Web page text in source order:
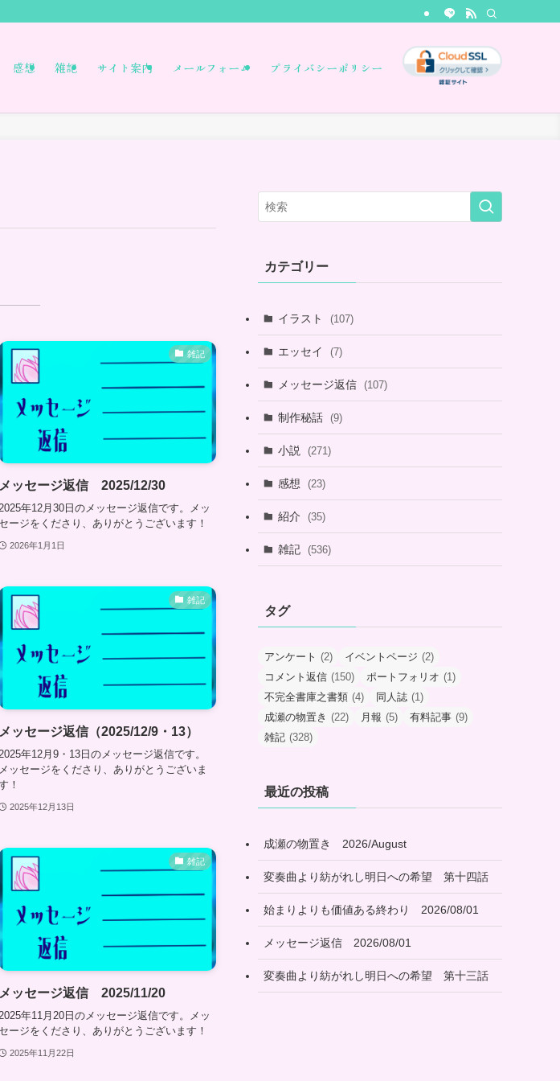
感想 雑記 サイト案内 メールフォーム プライバシーポリシー
雑記
メッセージ返信 2025/12/30
年12月30日のメッセージ返信です。メッ
セージをくださり、ありがとうございます！
2026年1月1日
雑記
メッセージ返信（2025/12/9・13）
年12月9・13日のメッセージ返信です。
メッセージをくださり、ありがとうございま
！
2025年12月13日
雑記
メッセージ返信 2025/11/20
年11月20日のメッセージ返信です。メッ
セージをくださり、ありがとうございます！
2025年11月22日
カテゴリー
イラスト (107)
エッセイ (7)
メッセージ返信 (107)
制作秘話 (9)
小説 (271)
感想 (23)
紹介 (35)
雑記 (536)
タグ
アンケート (2) イベントページ (2)
コメント返信 (150) ポートフォリオ (1)
不完全書庫之書類 (4) 同人誌 (1)
成瀬の物置き (22) 月報 (5) 有料記事 (9)
雑記 (328)
最近の投稿
成瀬の物置き 2026/August
変奏曲より紡がれし明日への希望 第十四話
始まりよりも価値ある終わり 2026/08/01
メッセージ返信 2026/08/01
変奏曲より紡がれし明日への希望 第十三話